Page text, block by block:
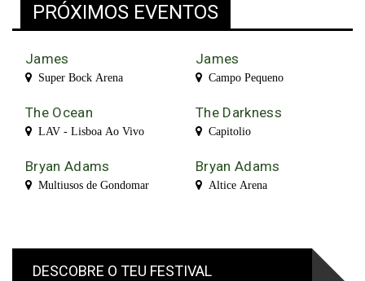
PRÓXIMOS EVENTOS
James
Super Bock Arena
James
Campo Pequeno
The Ocean
LAV - Lisboa Ao Vivo
The Darkness
Capitolio
Bryan Adams
Multiusos de Gondomar
Bryan Adams
Altice Arena
DESCOBRE O TEU FESTIVAL